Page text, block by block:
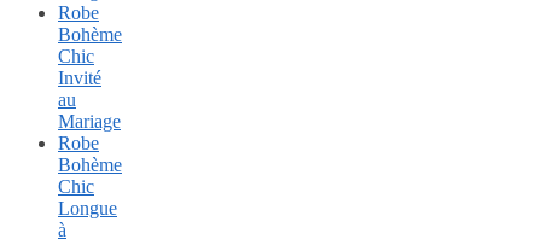
Robe
Bohème
Chic
Invité
au
Mariage
Robe
Bohème
Chic
Longue
à